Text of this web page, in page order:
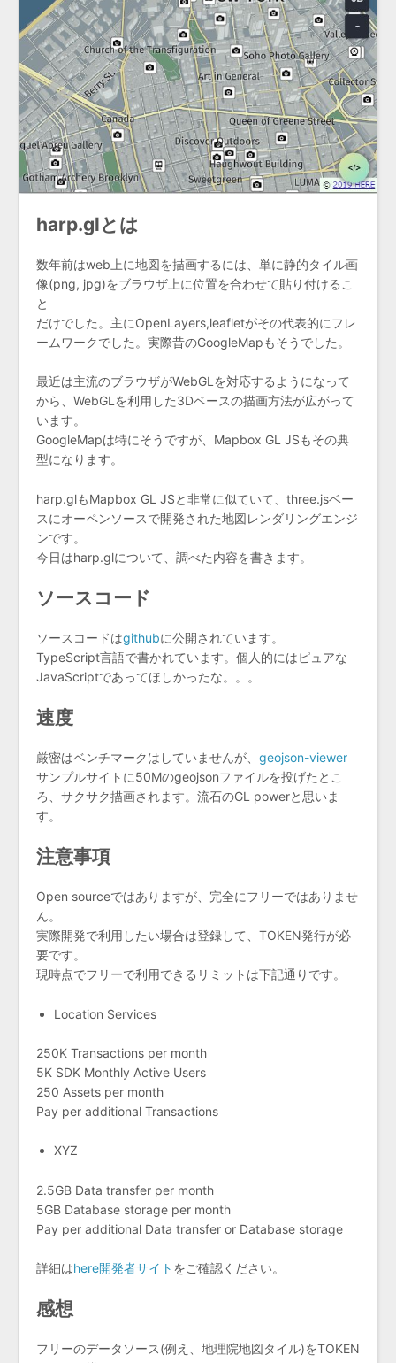
harp.glとは
数年前はweb上に地図を描画するには、単に静的タイル画
像(png, jpg)をブラウザ上に位置を合わせて貼り付けるこ
と
だけでした。主にOpenLayers,leafletがその代表的にフレ
ームワークでした。実際昔のGoogleMapもそうでした。
最近は主流のブラウザがWebGLを対応するようになって
から、WebGLを利用した3Dベースの描画方法が広がって
います。
GoogleMapは特にそうですが、Mapbox GL JSもその典
型になります。
harp.glもMapbox GL JSと非常に似ていて、three.jsベー
スにオーペンソースで開発された地図レンダリングエンジ
ンです。
今日はharp.glについて、調べた内容を書きます。
ソースコード
ソースコードはgithubに公開されています。
TypeScript言語で書かれています。個人的にはピュアな
JavaScriptであってほしかったな。。。
速度
厳密はベンチマークはしていませんが、 geojson-viewer
サンプルサイトに50Mのgeojsonファイルを投げたとこ
ろ、サクサク描画されます。流石のGL powerと思いま
す。
注意事項
Open sourceではありますが、完全にフリーではありませ
ん。
実際開発で利用したい場合は登録して、TOKEN発行が必
要です。
現時点でフリーで利用できるリミットは下記通りです。
Location Services
250K Transactions per month
5K SDK Monthly Active Users
250 Assets per month
Pay per additional Transactions
XYZ
2.5GB Data transfer per month
5GB Database storage per month
Pay per additional Data transfer or Database storage
詳細はhere開発者サイト をご確認ください。
感想
フリーのデータソース(例え、地理院地図タイル)をTOKEN